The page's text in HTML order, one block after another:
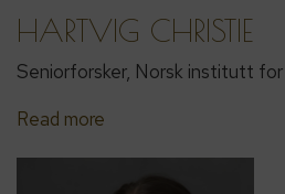
HARTVIG CHRISTIE
Seniorforsker, Norsk institutt
Read more